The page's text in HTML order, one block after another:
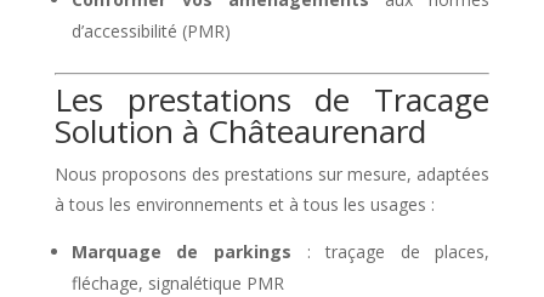
d’accessibilité (PMR)
Les prestations de Tracage
Solution à Châteaurenard
Nous proposons des prestations sur mesure, adaptées
à tous les environnements et à tous les usages :
Marquage de parkings : traçage de places,
fléchage, signalétique PMR